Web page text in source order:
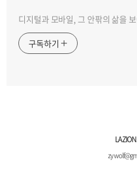
디지털과 모바일, 그 안팎의 삶을
구독하기